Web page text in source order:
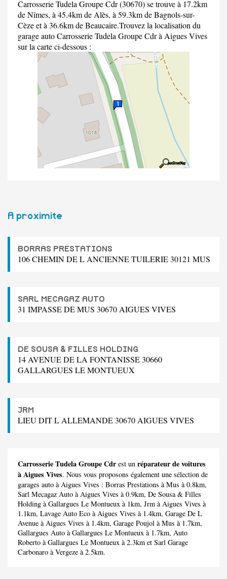
Carrosserie Tudela Groupe Cdr (30670) se trouve à 17.2km
de Nîmes, à 45.4km de Alès, à 59.3km de Bagnols-sur-
Cèze et à 36.6km de Beaucaire.Trouvez la localisation du
garage auto Carrosserie Tudela Groupe Cdr à Aigues Vives
sur la carte ci-dessous :
A proximite
BORRAS PRESTATIONS
106 CHEMIN DE L ANCIENNE TUILERIE 30121 MUS
SARL MECAGAZ AUTO
31 IMPASSE DE MUS 30670 AIGUES VIVES
DE SOUSA & FILLES HOLDING
14 AVENUE DE LA FONTANISSE 30660
GALLARGUES LE MONTUEUX
JRM
LIEU DIT L ALLEMANDE 30670 AIGUES VIVES
Carrosserie Tudela Groupe Cdrest un réparateur de voitures
à Aigues Vives. Nous vous proposons également une sélection de
garages auto à Aigues Vives : Borras Prestations à Mus à 0.8km,
Sarl Mecagaz Auto à Aigues Vives à 0.9km, De Sousa & Filles
Holding à Gallargues Le Montueux à 1km, Jrm à Aigues Vives à
1.1km, Lavage Auto Eco à Aigues Vives à 1.4km, Garage De L
Avenue à Aigues Vives à 1.4km, Garage Poujol à Mus à 1.7km,
Gallargues Auto à Gallargues Le Montueux à 1.7km, Auto
Roberto à Gallargues Le Montueux à 2.3km et Sarl Garage
Carbonaro à Vergeze à 2.5km.